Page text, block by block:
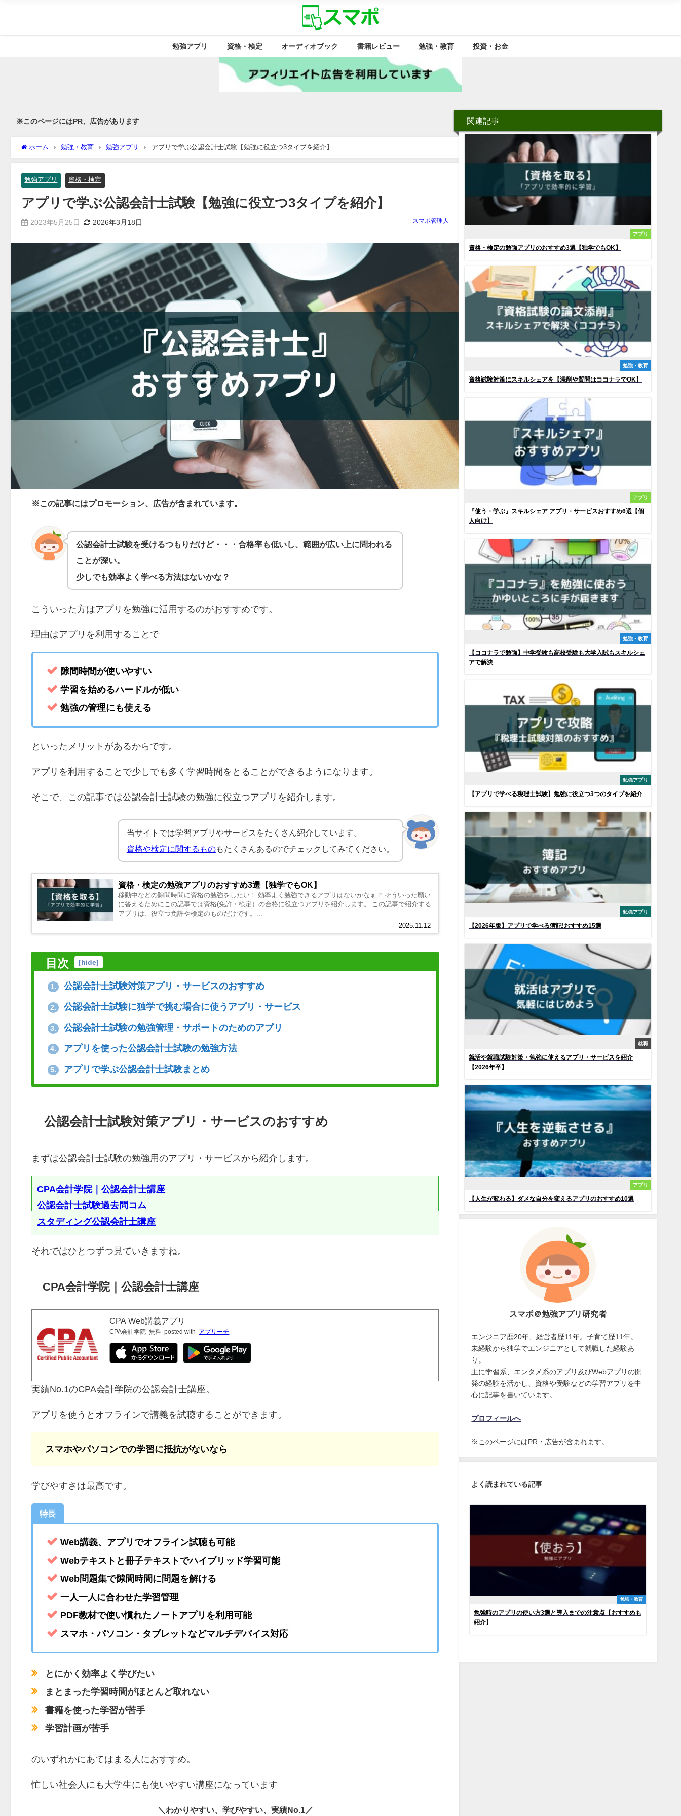
勉強アプリ 資格・検定 オーディオブック 書籍レビュー 勉強・教育 投資・お金
※このページにはPR、広告があります
ホーム 勉強・教育 勉強アプリ アプリで学ぶ公認会計士試験【勉強に役立つ3タイプを紹介】
勉強アプリ 資格・検定
アプリで学ぶ公認会計士試験【勉強に役立つ3タイプを紹介】
2023年5月25日 2026年3月18日 スマポ管理人
※この記事にはプロモーション、広告が含まれています。
公認会計士試験を受けるつもりだけど・・・合格率も低いし、範囲が広い上に問われる
ことが深い。
少しでも効率よく学べる方法はないかな？
こういった方はアプリを勉強に活用するのがおすすめです。
理由はアプリを利用することで
隙間時間が使いやすい
学習を始めるハードルが低い
勉強の管理にも使える
といったメリットがあるからです。
アプリを利用することで少しでも多く学習時間をとることができるようになります。
そこで、この記事では公認会計士試験の勉強に役立つアプリを紹介します。
当サイトでは学習アプリやサービスをたくさん紹介しています。
資格や検定に関するものもたくさんあるのでチェックしてみてください。
資格・検定の勉強アプリのおすすめ3選【独学でもOK】
2025.11.12
移動中などの隙間時間に資格の勉強をしたい！ 効率よく勉強できるアプリはないかなぁ？ そういった願い
に答えるためにこの記事では資格(免許・検定）の合格に役立つアプリを紹介します。 この記事で紹介する
アプリは、役立つ免許や検定のものだけです。...
目次 [ hide]
1. 公認会計士試験対策アプリ・サービスのおすすめ
2. 公認会計士試験に独学で挑む場合に使うアプリ・サービス
3. 公認会計士試験の勉強管理・サポートのためのアプリ
4. アプリを使った公認会計士試験の勉強方法
5. アプリで学ぶ公認会計士試験まとめ
公認会計士試験対策アプリ・サービスのおすすめ
まずは公認会計士試験の勉強用のアプリ・サービスから紹介します。
CPA会計学院｜公認会計士講座
公認会計士試験過去問コム
スタディング公認会計士講座
それではひとつずつ見ていきますね。
CPA会計学院｜公認会計士講座
CPA Web講義アプリ
CPA会計学院 無料 posted with アプリーチ
実績No.1のCPA会計学院の公認会計士講座。
アプリを使うとオフラインで講義を試聴することができます。
スマホやパソコンでの学習に抵抗がないなら
学びやすさは最高です。
特長
Web講義、アプリでオフライン試聴も可能
Webテキストと冊子テキストでハイブリッド学習可能
Web問題集で隙間時間に問題を解ける
一人一人に合わせた学習管理
PDF教材で使い慣れたノートアプリを利用可能
スマホ・パソコン・タブレットなどマルチデバイス対応
とにかく効率よく学びたい
まとまった学習時間がほとんど取れない
書籍を使った学習が苦手
学習計画が苦手
のいずれかにあてはまる人におすすめ。
忙しい社会人にも大学生にも使いやすい講座になっています
＼わかりやすい、学びやすい、実績No.1／
関連記事
アプリ
資格・検定の勉強アプリのおすすめ3選【独学でもOK】
勉強・教育
資格試験対策にスキルシェアを【添削や質問はココナラでOK】
アプリ
『使う・学ぶ』スキルシェア アプリ・サービスおすすめ6選【個
人向け】
勉強・教育
【ココナラで勉強】中学受験も高校受験も大学入試もスキルシェ
アで解決
勉強アプリ
【アプリで学べる税理士試験】勉強に役立つ3つのタイプを紹介
勉強アプリ
【2026年版】アプリで学べる簿記!おすすめ15選
就職
就活や就職試験対策・勉強に使えるアプリ・サービスを紹介
【2026年卒】
アプリ
【人生が変わる】ダメな自分を変えるアプリのおすすめ10選
スマポ＠勉強アプリ研究者
エンジニア歴20年、経営者歴11年。子育て歴11年。
未経験から独学でエンジニアとして就職した経験あ
り。
主に学習系、エンタメ系のアプリ及びWebアプリの開
発の経験を活かし、資格や受験などの学習アプリを中
心に記事を書いています。
プロフィールへ
※このページにはPR・広告が含まれます。
よく読まれている記事
勉強・教育
勉強時のアプリの使い方3選と導入までの注意点【おすすめも
紹介】